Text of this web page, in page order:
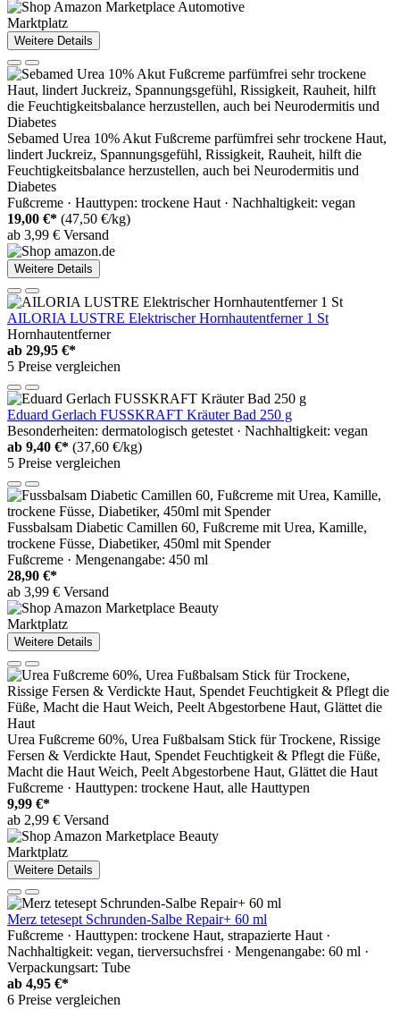
Marktplatz
Weitere Details
Sebamed Urea 10% Akut Fußcreme parfümfrei sehr trockene Haut,
lindert Juckreiz, Spannungsgefühl, Rissigkeit, Rauheit, hilft die
Feuchtigkeitsbalance herzustellen, auch bei Neurodermitis und
Diabetes
Fußcreme · Hauttypen: trockene Haut · Nachhaltigkeit: vegan
19,00 €* (47,50 €/kg)
ab 3,99 € Versand
Weitere Details
AILORIA LUSTRE Elektrischer Hornhautentferner 1 St
Hornhautentferner
ab 29,95 €*
5 Preise vergleichen
Eduard Gerlach FUSSKRAFT Kräuter Bad 250 g
Besonderheiten: dermatologisch getestet · Nachhaltigkeit: vegan
ab 9,40 €* (37,60 €/kg)
5 Preise vergleichen
Fussbalsam Diabetic Camillen 60, Fußcreme mit Urea, Kamille,
trockene Füsse, Diabetiker, 450ml mit Spender
Fußcreme · Mengenangabe: 450 ml
28,90 €*
ab 3,99 € Versand
Marktplatz
Weitere Details
Urea Fußcreme 60%, Urea Fußbalsam Stick für Trockene, Rissige
Fersen & Verdickte Haut, Spendet Feuchtigkeit & Pflegt die Füße,
Macht die Haut Weich, Peelt Abgestorbene Haut, Glättet die Haut
Fußcreme · Hauttypen: trockene Haut, alle Hauttypen
9,99 €*
ab 2,99 € Versand
Marktplatz
Weitere Details
Merz tetesept Schrunden-Salbe Repair+ 60 ml
Fußcreme · Hauttypen: trockene Haut, strapazierte Haut ·
Nachhaltigkeit: vegan, tierversuchsfrei · Mengenangabe: 60 ml ·
Verpackungsart: Tube
ab 4,95 €*
6 Preise vergleichen